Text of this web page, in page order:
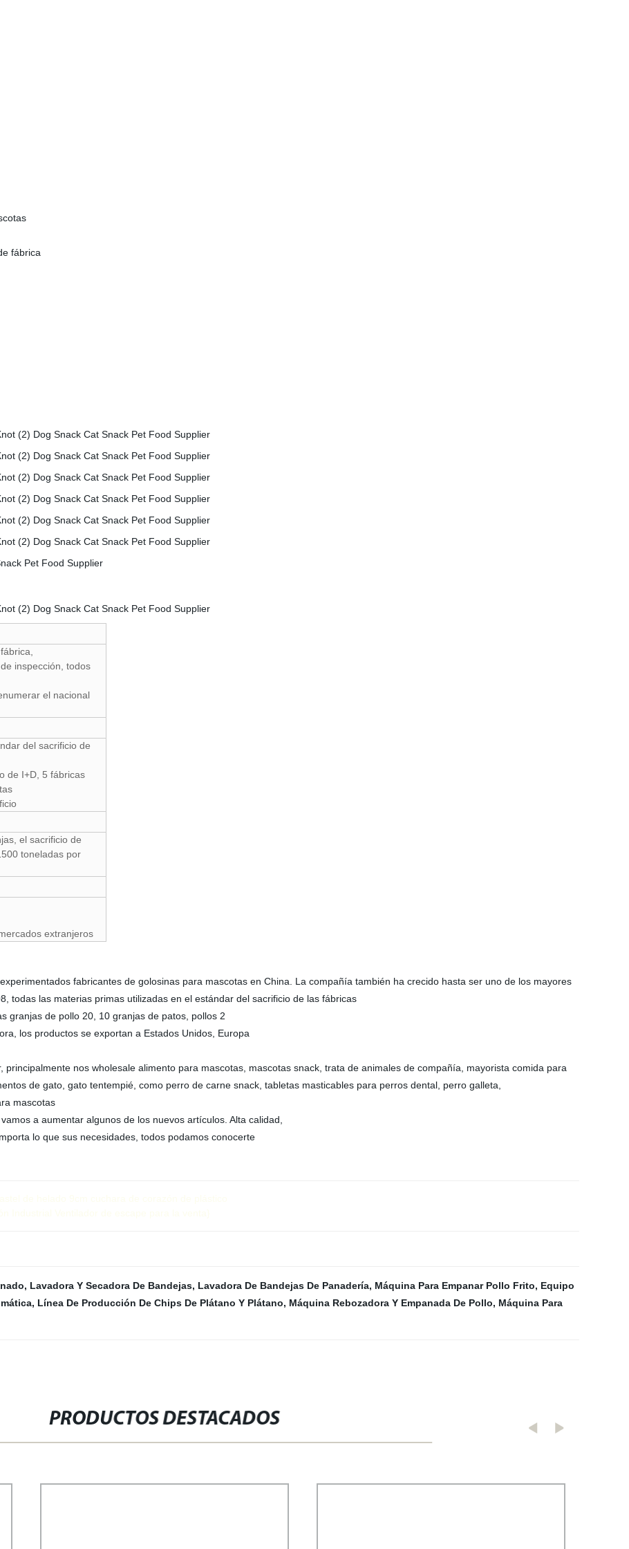
fábrica
inspección, todos
el nacional
del sacrificio de
de I+D, 5 fábricas
el sacrificio de
toneladas por
extranjeros
fabricantes de golosinas para mascotas en China. La compañía también ha crecido hasta ser uno de los mayores
todas las materias primas utilizadas en el estándar del sacrificio de las fábricas
granjas de pollo 20, 10 granjas de patos, pollos 2
los productos se exportan a Estados Unidos, Europa
nos wholesale alimento para mascotas, mascotas snack, trata de animales de compañía, mayorista comida para
de gato, gato tentempié, como perro de carne snack, tabletas masticables para perros dental, perro galleta,
mascotas
a aumentar algunos de los nuevos artículos. Alta calidad,
lo que sus necesidades, todos podamos conocerte
, Lavadora Y Secadora De Bandejas, Lavadora De Bandejas De Panadería, Máquina Para Empanar Pollo Frito, Equipo
, Línea De Producción De Chips De Plátano Y Plátano, Máquina Rebozadora Y Empanada De Pollo, Máquina Para
PRODUCTOS DESTACADOS